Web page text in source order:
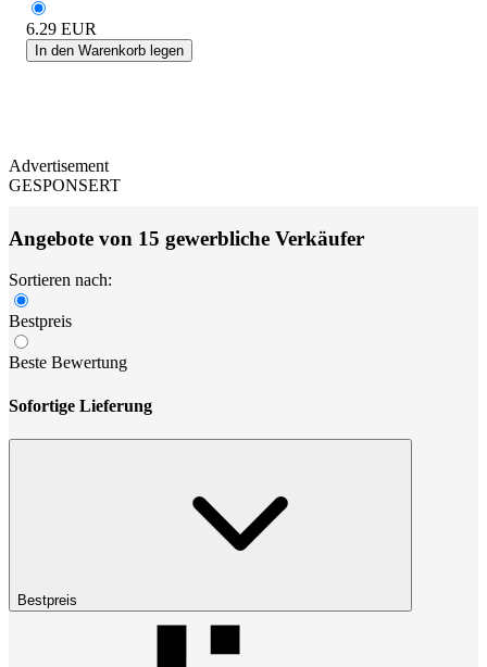
6.29 EUR
In den Warenkorb legen
Advertisement
GESPONSERT
Angebote von 15 gewerbliche Verkäufer
Sortieren nach:
Bestpreis
Beste Bewertung
Sofortige Lieferung
Bestpreis